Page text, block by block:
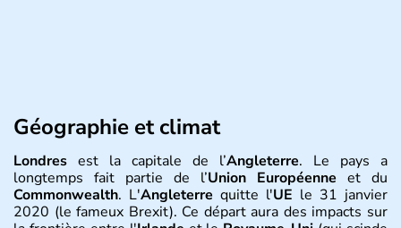
Géographie et climat
Londres est la capitale de l’Angleterre. Le pays a
longtemps fait partie de l’Union Européenne et du
Commonwealth. L'Angleterre quitte l'UE le 31 janvier
2020 (le fameux Brexit). Ce départ aura des impacts sur